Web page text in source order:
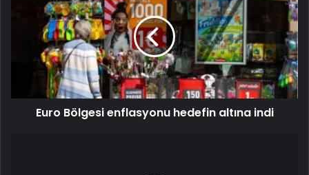
Euro Bölgesi enflasyonu hedefin altına indi